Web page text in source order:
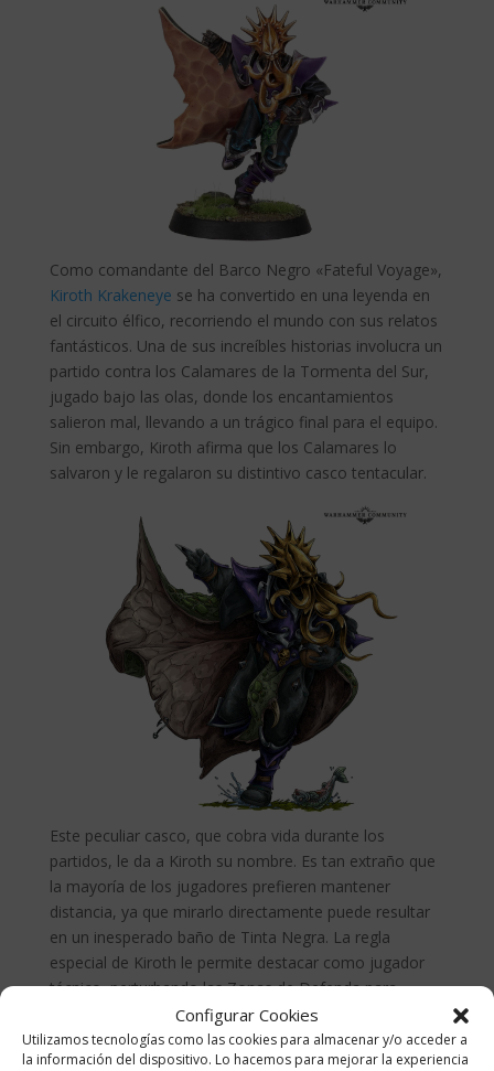
Configurar Cookies
Utilizamos tecnologías como las cookies para almacenar y/o acceder a
la información del dispositivo. Lo hacemos para mejorar la experiencia
Como comandante del Barco Negro «Fateful Voyage»,
Kiroth Krakeneye se ha convertido en una leyenda en
el circuito élfico, recorriendo el mundo con sus relatos
fantásticos. Una de sus increíbles historias involucra un
partido contra los Calamares de la Tormenta del Sur,
jugado bajo las olas, donde los encantamientos
salieron mal, llevando a un trágico final para el equipo.
Sin embargo, Kiroth afirma que los Calamares lo
salvaron y le regalaron su distintivo casco tentacular.
Este peculiar casco, que cobra vida durante los
partidos, le da a Kiroth su nombre. Es tan extraño que
la mayoría de los jugadores prefieren mantener
distancia, ya que mirarlo directamente puede resultar
en un inesperado baño de Tinta Negra. La regla
especial de Kiroth le permite destacar como jugador
técnico, perturbando las Zonas de Defenda para
preparar jugadas ganadoras.